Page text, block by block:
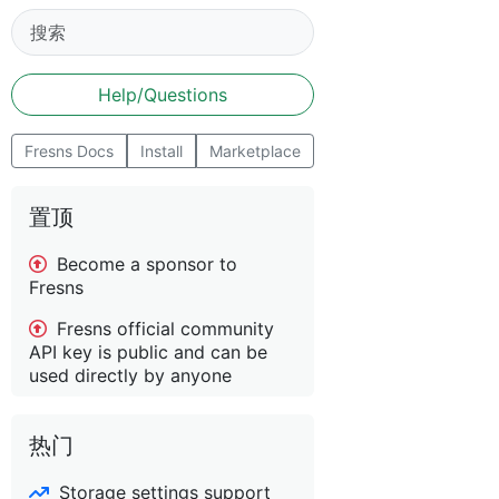
Help/Questions
Fresns Docs Install Marketplace
置顶
Become a sponsor to
Fresns
Fresns official community
API key is public and can be
used directly by anyone
热门
Storage settings support